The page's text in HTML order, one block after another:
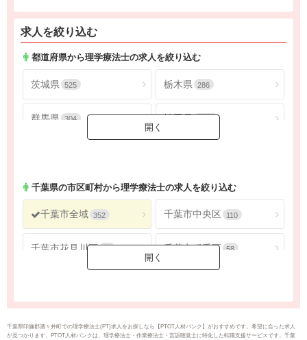
求人を絞り込む
都道府県から理学療法士の求人を絞り込む
茨城県 525 栃木県 286
群馬県 304 埼玉県
神奈川県 2692
千葉県の市区町村から理学療法士の求人を絞り込む
千葉市全域 352 千葉市中央区 110
千葉市花見川区 千葉市稲毛区 58
千葉県印旛郡酒々井町での理学療法士(PT)求人をお探しなら【PTOT人材バンク】がおすすめです。希望に合った求人
が見つかります。PTOT人材バンクは、理学療法士・作業療法士・言語聴覚士に特化した転職支援サービスです。千葉